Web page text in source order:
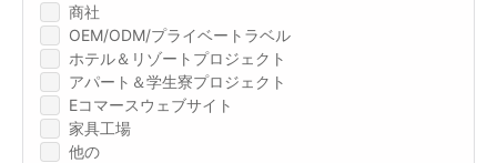
商社
OEM/ODM/プライベートラベル
ホテル＆リゾートプロジェクト
アパート＆学生寮プロジェクト
Eコマースウェブサイト
家具工場
他の